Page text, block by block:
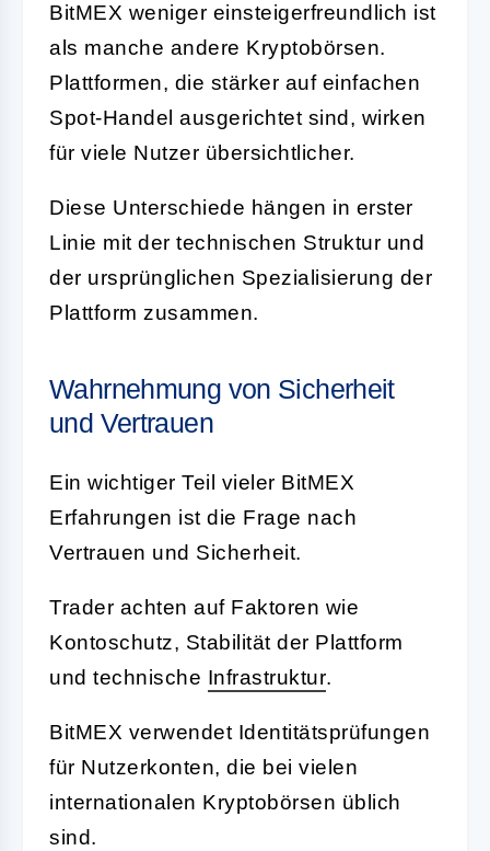
BitMEX weniger einsteigerfreundlich ist
als manche andere Kryptobörsen.
Plattformen, die stärker auf einfachen
Spot-Handel ausgerichtet sind, wirken
für viele Nutzer übersichtlicher.
Diese Unterschiede hängen in erster
Linie mit der technischen Struktur und
der ursprünglichen Spezialisierung der
Plattform zusammen.
Wahrnehmung von Sicherheit
und Vertrauen
Ein wichtiger Teil vieler BitMEX
Erfahrungen ist die Frage nach
Vertrauen und Sicherheit.
Trader achten auf Faktoren wie
Kontoschutz, Stabilität der Plattform
und technische Infrastruktur.
BitMEX verwendet Identitätsprüfungen
für Nutzerkonten, die bei vielen
internationalen Kryptobörsen üblich
sind.